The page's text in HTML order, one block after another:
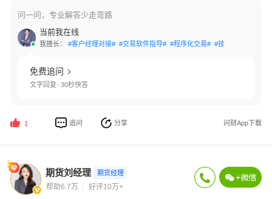
问一问，专业解答少走弯路
当前我在线
我擅长： #客户经理对接# #交易软件指导# #程序化交易# #技术指标应用#
免费追问
文字回复· 30秒快答
1 追问 分享 问财App下载
期货刘经理 期货经理
帮助6.7万 好评10万+